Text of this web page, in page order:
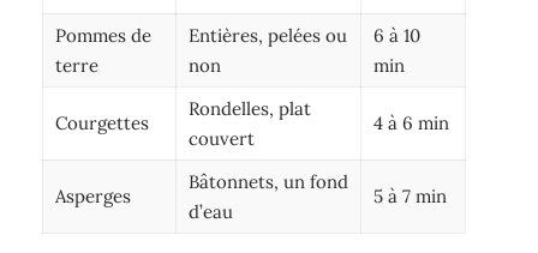
Pommes de
terre
Entières, pelées ou
non
6 à 10
min
Courgettes
Rondelles, plat
couvert
4 à 6 min
Asperges
Bâtonnets, un fond
d’eau
5 à 7 min